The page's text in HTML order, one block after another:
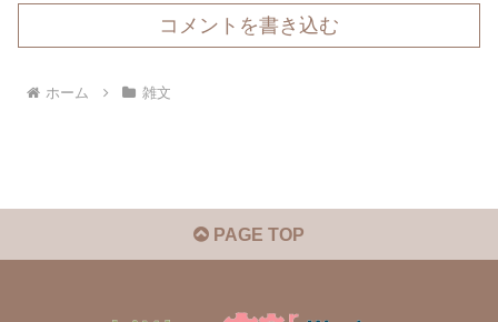
コメントを書き込む
ホーム 雑文
PAGE TOP